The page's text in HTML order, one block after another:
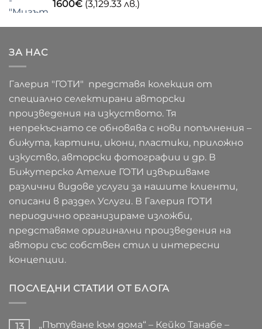
1600€ (3,129.33 лв.)
ЗА НАС
Галерия "ГОТИ" представя колекция от
специално селектирани авторски
произведения на изкуството. Тя
непрекъснато се обновява с нови попълнения –
бижута, картини, икони, пластики, приложно
изкуство, авторски фотографии и др. В
Бижутерско Ателие ГОТИ извършваме
различни видове услуги за нашите клиенти,
описани в раздел Услуги. В Галерия ГОТИ
периодично организираме изложби,
представяме оригинални произведения на
автори със собствен стил и интересни
концепции.
ПОСЛЕДНИ СТАТИИ ОТ БЛОГА
13
„Пътуване към дома“ – Кейко Танабе –